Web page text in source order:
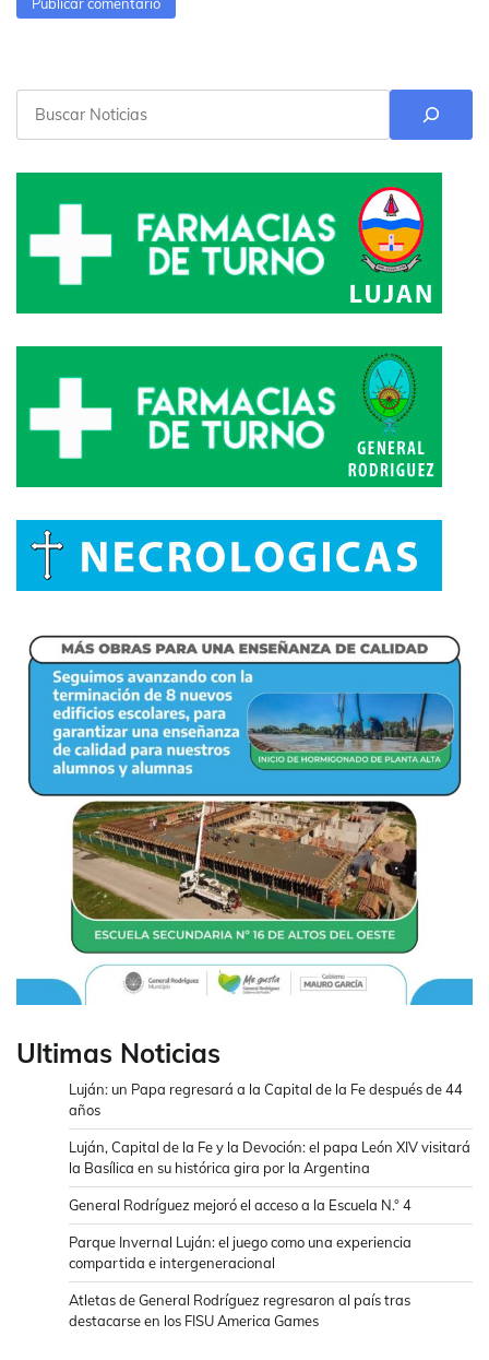
Ultimas Noticias
Luján: un Papa regresará a la Capital de la Fe después de 44
años
Luján, Capital de la Fe y la Devoción: el papa León XIV visitará
la Basílica en su histórica gira por la Argentina
General Rodríguez mejoró el acceso a la Escuela N.° 4
Parque Invernal Luján: el juego como una experiencia
compartida e intergeneracional
Atletas de General Rodríguez regresaron al país tras
destacarse en los FISU America Games